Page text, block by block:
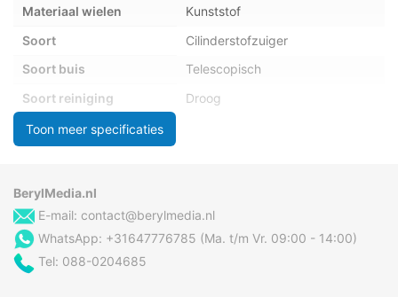
Materiaal wielen
Kunststof
Soort
Cilinderstofzuiger
Soort buis
Telescopisch
Soort reiniging
Droog
Stof capaciteit
Type stofzak
Uitblaasfilter
HEPA:99.99%
Prestatie
Toon meer specificaties
BerylMedia.nl
E-mail: contact@berylmedia.nl
WhatsApp: +31647776785 (Ma. t/m Vr. 09:00 - 14:00)
Tel: 088-0204685